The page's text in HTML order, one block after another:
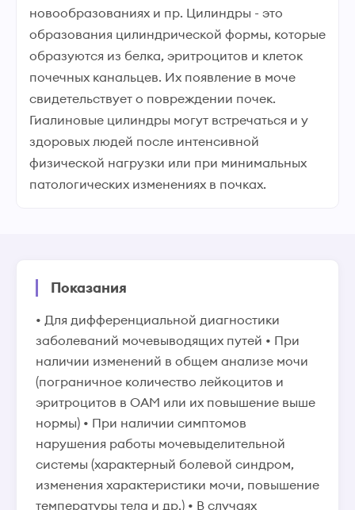
новообразованиях и пр. Цилиндры - это
образования цилиндрической формы, которые
образуются из белка, эритроцитов и клеток
почечных канальцев. Их появление в моче
свидетельствует о повреждении почек.
Гиалиновые цилиндры могут встречаться и у
здоровых людей после интенсивной
физической нагрузки или при минимальных
патологических изменениях в почках.
Показания
• Для дифференциальной диагностики
заболеваний мочевыводящих путей • При
наличии изменений в общем анализе мочи
(пограничное количество лейкоцитов и
эритроцитов в ОАМ или их повышение выше
нормы) • При наличии симптомов
нарушения работы мочевыделительной
системы (характерный болевой синдром,
изменения характеристики мочи, повышение
температуры тела и др.) • В случаях